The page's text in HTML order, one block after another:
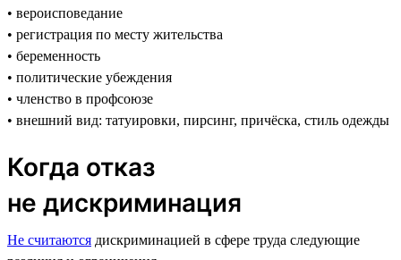
• вероисповедание
• регистрация по месту жительства
• беременность
• политические убеждения
• членство в профсоюзе
• внешний вид: татуировки, пирсинг, причёска, стиль одежды
Когда отказ
не дискриминация
Не считаются дискриминацией в сфере труда следующие